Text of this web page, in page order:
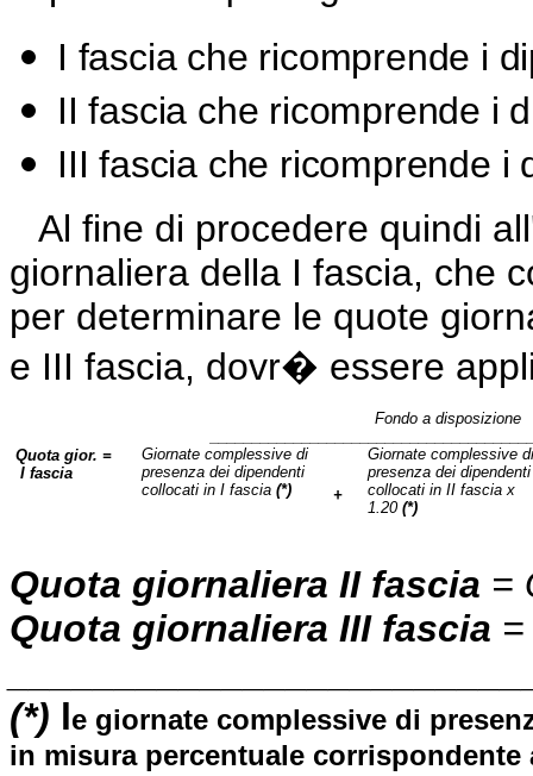
I fascia che ricomprende i
II fascia che ricomprende i
III fascia che ricomprende i
Al fine di procedere quindi
giornaliera della I fascia, che
per determinare le quote
e III fascia, dovr� essere
Quota gior. =
I fascia
Fondo a disposizione
Giornate complessive di
presenza dei dipendenti
collocati in I fascia (*) +
Giornate complessive di
presenza dei dipendenti
collocati in II fascia x
1.20 (*)
Quota giornaliera II fascia =
Quota giornaliera III fascia
(*) le giornate complessive di
in misura percentuale